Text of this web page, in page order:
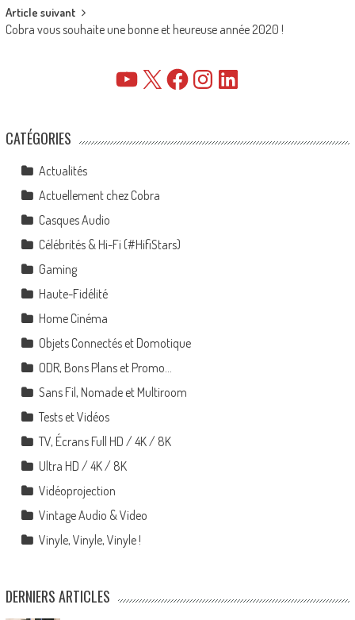
Article suivant
Cobra vous souhaite une bonne et heureuse année 2020 !
YouTube FacebookInstagramLinkedIn
CATÉGORIES
Actualités
Actuellement chez Cobra
Casques Audio
Célébrités & Hi-Fi (#HifiStars)
Gaming
Haute-Fidélité
Home Cinéma
Objets Connectés et Domotique
ODR, Bons Plans et Promo…
Sans Fil, Nomade et Multiroom
Tests et Vidéos
TV, Écrans Full HD / 4K / 8K
Ultra HD / 4K / 8K
Vidéoprojection
Vintage Audio & Video
Vinyle, Vinyle, Vinyle !
DERNIERS ARTICLES